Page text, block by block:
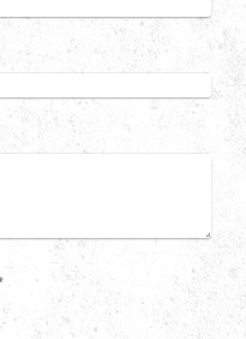
Code): *